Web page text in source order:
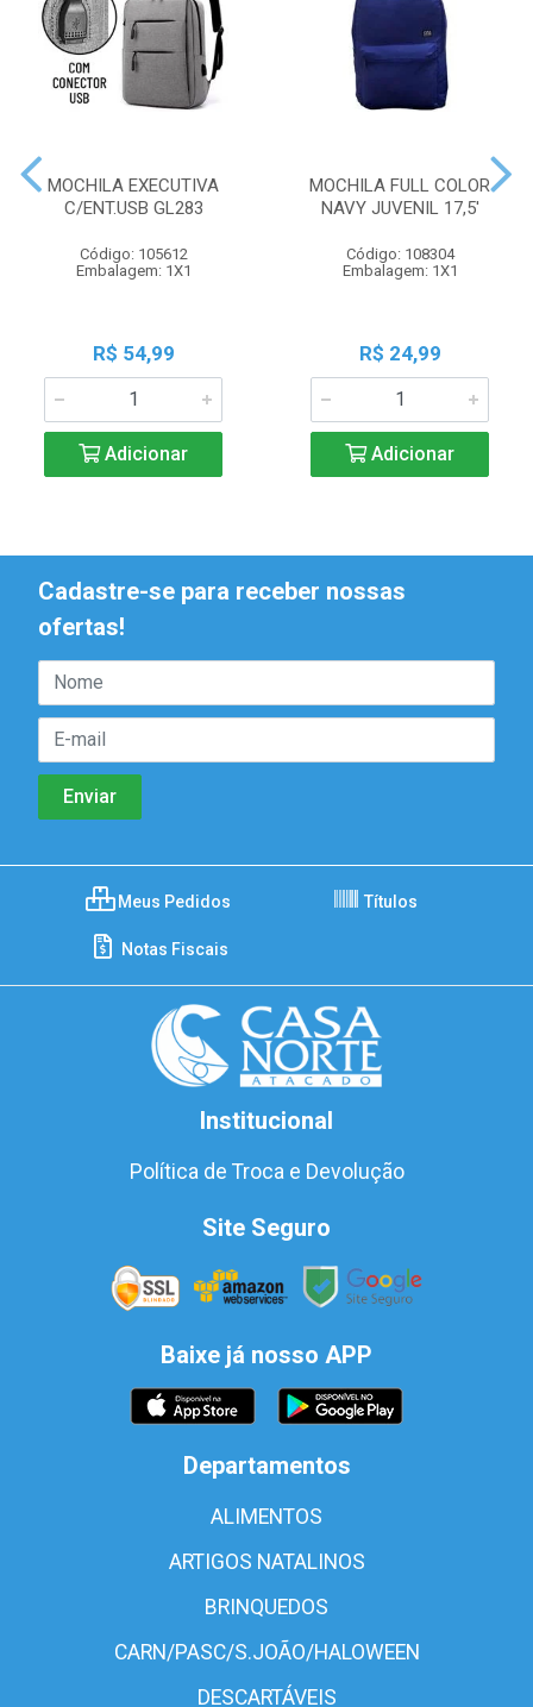
MOCHILA EXECUTIVA
C/ENT.USB GL283
Código: 105612
Embalagem: 1X1
R$ 54,99
Adicionar
MOCHILA FULL COLOR
NAVY JUVENIL 17,5'
Código: 108304
Embalagem: 1X1
R$ 24,99
Adicionar
Cadastre-se para receber nossas
ofertas!
Meus Pedidos Títulos
Notas Fiscais
Institucional
Política de Troca e Devolução
Site Seguro
Baixe já nosso APP
Departamentos
ALIMENTOS
ARTIGOS NATALINOS
BRINQUEDOS
CARN/PASC/S.JOÃO/HALOWEEN
DESCARTÁVEIS